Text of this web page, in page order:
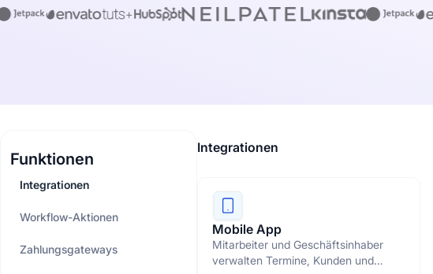
Funktionen
Integrationen
Workflow-Aktionen
Zahlungsgateways
Integrationen
Mobile App
Mitarbeiter und Geschäftsinhaber
verwalten Termine, Kunden und